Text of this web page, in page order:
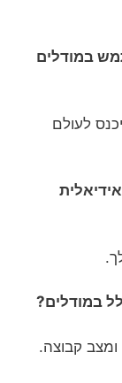
במודלים
לעולם
במודלים?
ומצב קבוצה.